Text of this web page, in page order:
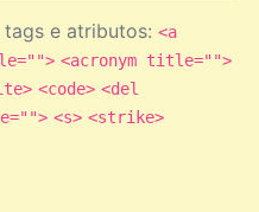
tags e atributos: <a
<acronym title="">
<code> <del
<s> <strike>